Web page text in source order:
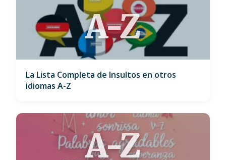
A-Z
La Lista Completa de Insultos en otros
idiomas A-Z
A-Z